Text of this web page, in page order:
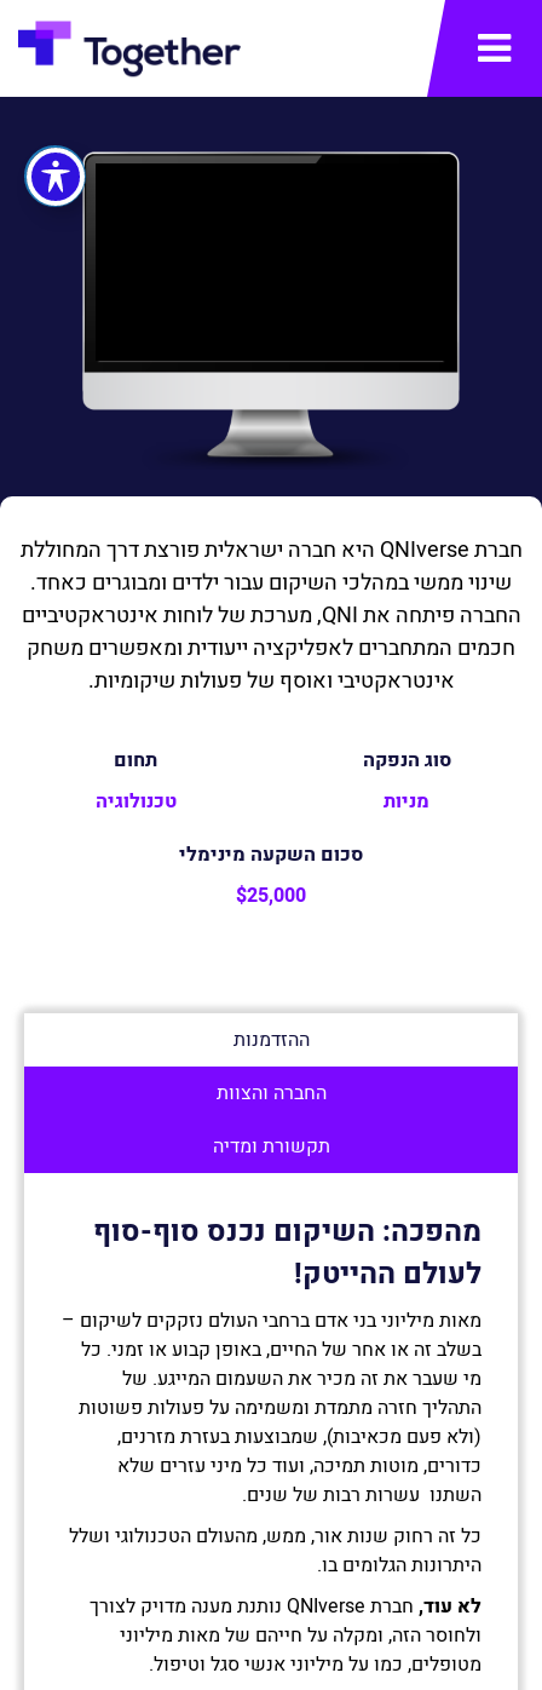
תפריט
חברת QNIverse היא חברה ישראלית פורצת דרך המחוללת
שינוי ממשי במהלכי השיקום עבור ילדים ומבוגרים כאחד.
החברה פיתחה את QNI, מערכת של לוחות אינטראקטיביים
חכמים המתחברים לאפליקציה ייעודית ומאפשרים משחק
אינטראקטיבי ואוסף של פעולות שיקומיות.
סוג הנפקה
מניות
תחום
טכנולוגיה
סכום השקעה מינימלי
$25,000
ההזדמנות
החברה והצוות
תקשורת ומדיה
מהפכה: השיקום נכנס סוף-סוף
לעולם ההייטק!
מאות מיליוני בני אדם ברחבי העולם נזקקים לשיקום –
בשלב זה או אחר של החיים, באופן קבוע או זמני. כל
מי שעבר את זה מכיר את השעמום המייגע. של
התהליך חזרה מתמדת ומשמימה על פעולות פשוטות
(ולא פעם מכאיבות), שמבוצעות בעזרת מזרנים,
כדורים, מוטות תמיכה, ועוד כל מיני עזרים שלא
השתנו עשרות רבות של שנים.
כל זה רחוק שנות אור, ממש, מהעולם הטכנולוגי ושלל
היתרונות הגלומים בו.
לא עוד,
חברת QNIverse נותנת מענה מדויק לצורך
ולחוסר הזה, ומקלה על חייהם של מאות מיליוני
מטופלים, כמו על מיליוני אנשי סגל וטיפול.